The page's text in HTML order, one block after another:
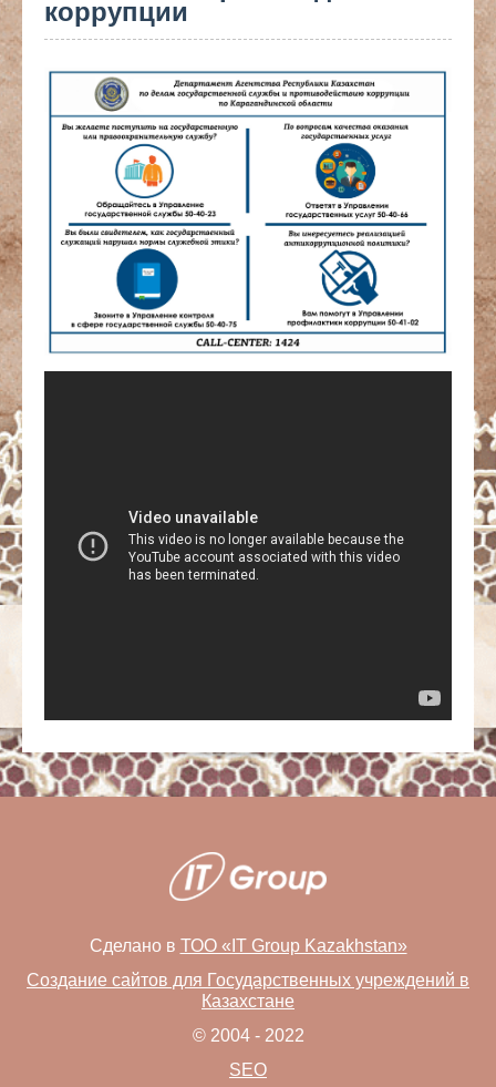
коррупции
Сделано в ТОО «IT Group Kazakhstan»
Создание сайтов для Государственных учреждений в
Казахстане
© 2004 - 2022
SEO